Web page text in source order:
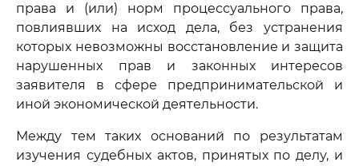
права и (или) норм процессуального права,
повлиявших на исход дела, без устранения
которых невозможны восстановление и защита
нарушенных прав и законных интересов
заявителя в сфере предпринимательской и
иной экономической деятельности.
Между тем таких оснований по результатам
изучения судебных актов, принятых по делу, и